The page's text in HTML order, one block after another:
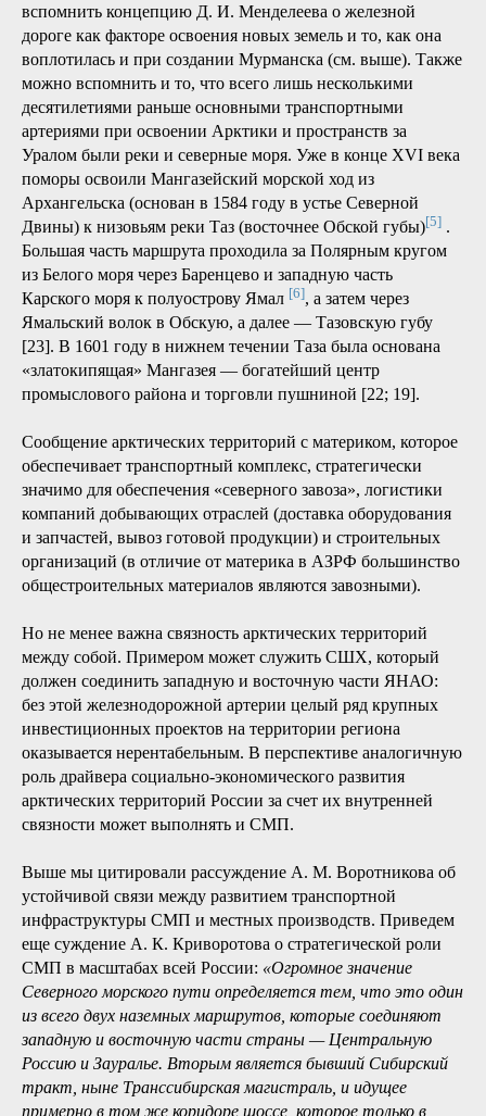
обеспечить рост ВВП при движении грузов по СМП»
Роль СМП в социально-экономическом развитии
территорий АЗРФ выражается в следующей системе
функций и факторов.
Во-первых, СМП выполняет функции обеспечения
связности территорий АЗРФ с материком (внешняя
связность, включая экспорт) и между собой (внутренняя
связность).
Говоря о стратегических функциях СМП в социально-
экономическом развитии территорий АЗРФ, можно
вспомнить концепцию Д. И. Менделеева о железной
дороге как факторе освоения новых земель и то, как она
воплотилась и при создании Мурманска (см. выше). Также
можно вспомнить и то, что всего лишь несколькими
артериями при освоении Арктики и пространств за
Уралом были реки и северные моря. Уже в конце XVI века
поморы освоили Мангазейский морской ход из
Архангельска (основан в 1584 году в устье Северной
Двины) к низовьям реки Таз (восточнее Обской губы)[5]
Большая часть маршрута проходила за Полярным кругом
из Белого моря через Баренцево и западную часть
Ямальский волок в Обскую, а далее — Тазовскую губу
[23]. В 1601 году в нижнем течении Таза была основана
«златокипящая» Мангазея — богатейший центр
промыслового района и торговли пушниной [22; 19].
Сообщение арктических территорий с материком, которое
обеспечивает транспортный комплекс, стратегически
значимо для обеспечения «северного завоза», логистики
компаний добывающих отраслей (доставка оборудования
организаций (в отличие от материка в АЗРФ большинство
общестроительных материалов являются завозными).
Но не менее важна связность арктических территорий
между собой. Примером может служить СШХ, который
должен соединить западную и восточную части ЯНАО:
без этой железнодорожной артерии целый ряд крупных
инвестиционных проектов на территории региона
оказывается нерентабельным. В перспективе аналогичную
роль драйвера социально-экономического развития
арктических территорий России за счет их внутренней